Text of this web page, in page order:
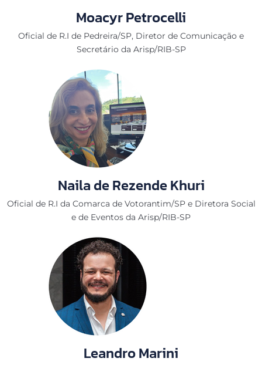
Moacyr Petrocelli
Oficial de R.I de Pedreira/SP, Diretor de Comunicação e
Secretário da Arisp/RIB-SP
Naila de Rezende Khuri
Oficial de R.I da Comarca de Votorantim/SP e Diretora Social
e de Eventos da Arisp/RIB-SP
Leandro Marini